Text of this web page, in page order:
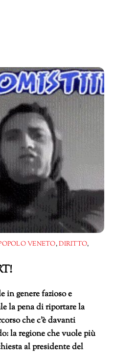
VENETO,DIRITTO,
in genere fazioso e
la pena di riportare la
che c’è davanti
la regione che vuole più
al presidente del